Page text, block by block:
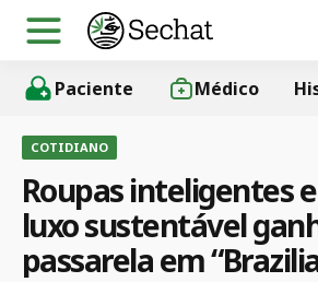
Paciente Médico
COTIDIANO
Roupas inteligentes
luxo sustentável
passarela em